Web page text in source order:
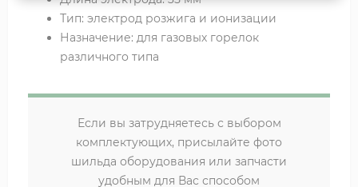
Тип: электрод розжига и ионизации
Назначение: для газовых горелок
различного типа
Если вы затрудняетесь с выбором
комплектующих, присылайте фото
шильда оборудования или запчасти
удобным для Вас способом